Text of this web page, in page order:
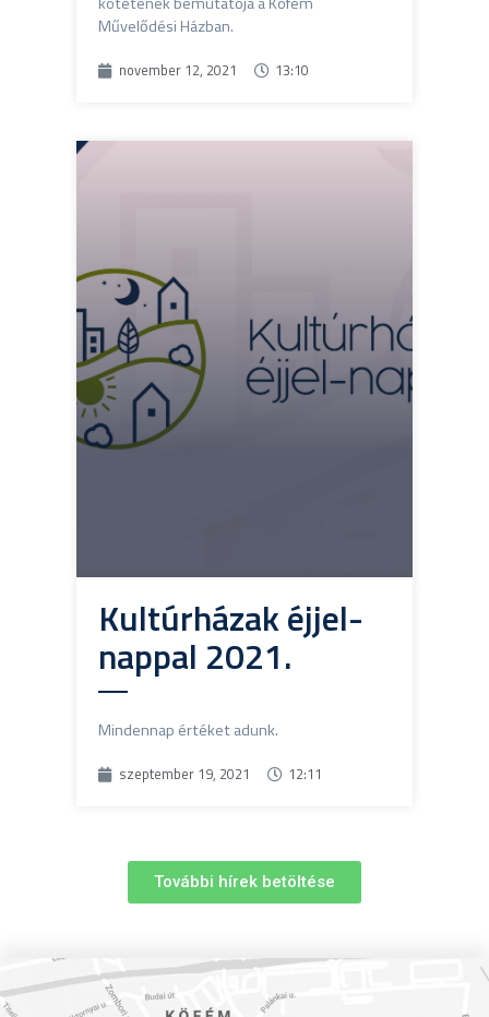
Művelődési Házban.
november 12, 2021 13:10
Kultúrházak éjjel-
nappal 2021.
Mindennap értéket adunk.
szeptember 19, 2021 12:11
További hírek betöltése